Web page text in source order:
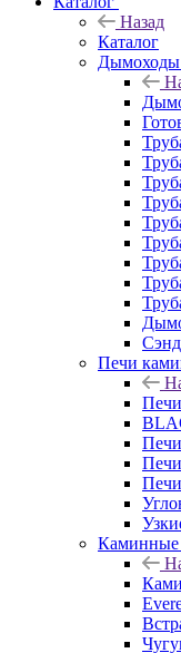
Назад
Каталог
Дымоходы
Печи
Каминные